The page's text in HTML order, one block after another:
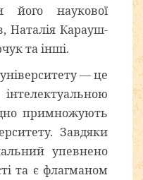
його наукової
Наталія Карауш-
та інші.
— це
примножують
Завдяки
упевнено
та є флагманом